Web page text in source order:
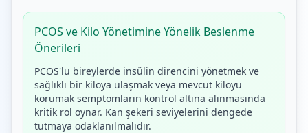
PCOS ve Kilo Yönetimine Yönelik Beslenme
Önerileri
PCOS'lu bireylerde insülin direncini yönetmek ve
sağlıklı bir kiloya ulaşmak veya mevcut kiloyu
korumak semptomların kontrol altına alınmasında
kritik rol oynar. Kan şekeri seviyelerini dengede
tutmaya odaklanılmalıdır.